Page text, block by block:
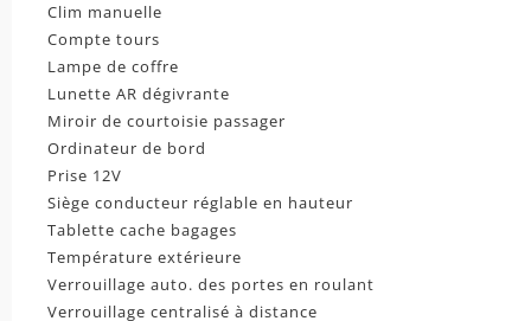
Clim manuelle
Compte tours
Lampe de coffre
Lunette AR dégivrante
Miroir de courtoisie passager
Ordinateur de bord
Prise 12V
Siège conducteur réglable en hauteur
Tablette cache bagages
Température extérieure
Verrouillage auto. des portes en roulant
Verrouillage centralisé à distance